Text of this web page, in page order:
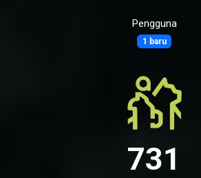
Pengguna
1 baru
731